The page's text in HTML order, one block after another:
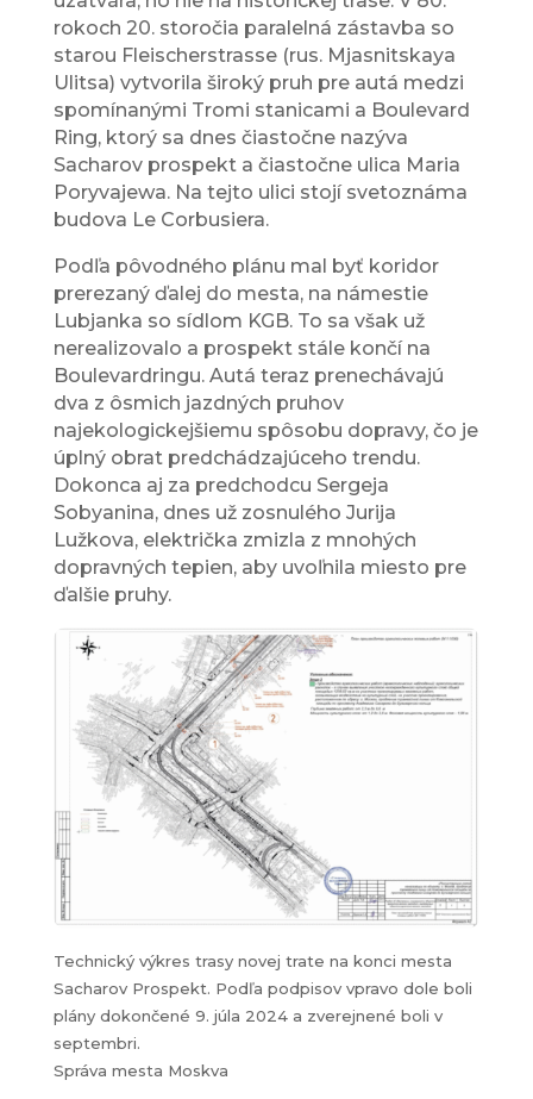
rokoch 20. storočia paralelná zástavba so
starou Fleischerstrasse (rus. Mjasnitskaya
Ulitsa) vytvorila široký pruh pre autá medzi
spomínanými Tromi stanicami a Boulevard
Ring, ktorý sa dnes čiastočne nazýva
Sacharov prospekt a čiastočne ulica Maria
Poryvajewa. Na tejto ulici stojí svetoznáma
budova Le Corbusiera.
Podľa pôvodného plánu mal byť koridor
prerezaný ďalej do mesta, na námestie
Lubjanka so sídlom KGB. To sa však už
nerealizovalo a prospekt stále končí na
Boulevardringu. Autá teraz prenechávajú
dva z ôsmich jazdných pruhov
najekologickejšiemu spôsobu dopravy, čo je
úplný obrat predchádzajúceho trendu.
Dokonca aj za predchodcu Sergeja
Sobyanina, dnes už zosnulého Jurija
Lužkova, električka zmizla z mnohých
dopravných tepien, aby uvoľnila miesto pre
ďalšie pruhy.
Technický výkres trasy novej trate na konci mesta
Sacharov Prospekt. Podľa podpisov vpravo dole boli
plány dokončené 9. júla 2024 a zverejnené boli v
septembri.
Správa mesta Moskva